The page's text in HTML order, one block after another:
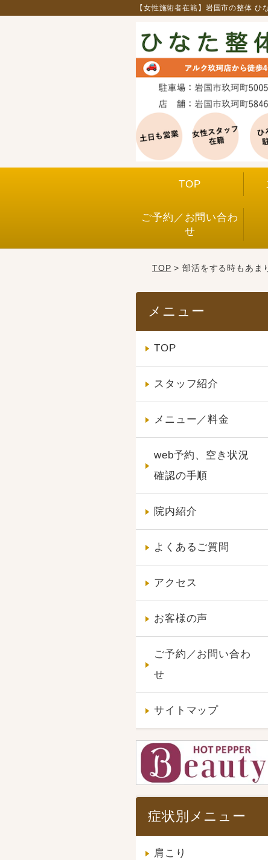
【女性施術者在籍】岩国市の整体 ひ
TOP
ご予約／お問い合わ
せ
TOP > 部活をする時もあま
メニュー
TOP
スタッフ紹介
メニュー／料金
web予約、空き状況
確認の手順
院内紹介
よくあるご質問
アクセス
お客様の声
ご予約／お問い合わ
せ
サイトマップ
症状別メニュー
肩こり